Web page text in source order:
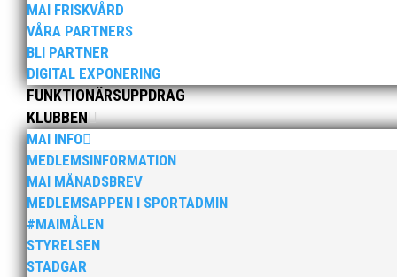
MAI FRISKVÅRD
VÅRA PARTNERS
BLI PARTNER
DIGITAL EXPONERING
FUNKTIONÄRSUPPDRAG
KLUBBEN
MAI INFO
MEDLEMSINFORMATION
MAI MÅNADSBREV
MEDLEMSAPPEN I SPORTADMIN
#MAIMÅLEN
STYRELSEN
STADGAR
med en mängd olika projekt. Med sin parhäst och
Nu är hösten här och för oss MAI:re betyder det
ordförande i vår anrika förening om hur jag